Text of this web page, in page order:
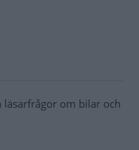
läsarfrågor om bilar och